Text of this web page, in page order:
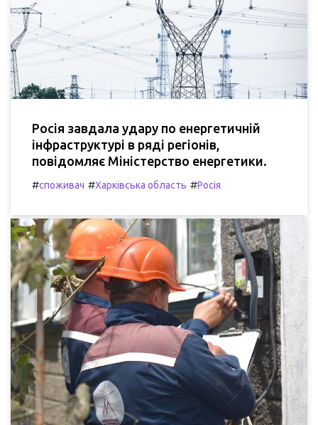
Росія завдала удару по енергетичній
інфраструктурі в ряді регіонів,
повідомляє Міністерство енергетики.
#споживач #Харківська область #Росія